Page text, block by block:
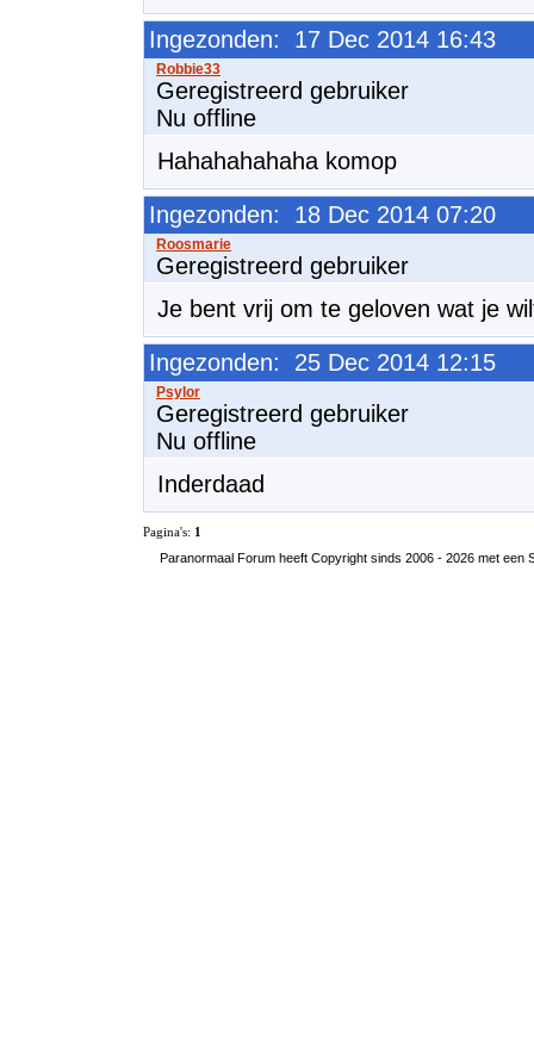
Ingezonden: 17 Dec 2014 16:43
Geregistreerd gebruiker
Nu offline
Hahahahahaha komop
Ingezonden: 18 Dec 2014 07:20
Geregistreerd gebruiker
Je bent vrij om te geloven wat je
Ingezonden: 25 Dec 2014 12:15
Geregistreerd gebruiker
Nu offline
Inderdaad
Pagina's: 1
Paranormaal Forum heeft Copyright sinds 2006 - 2026 met een